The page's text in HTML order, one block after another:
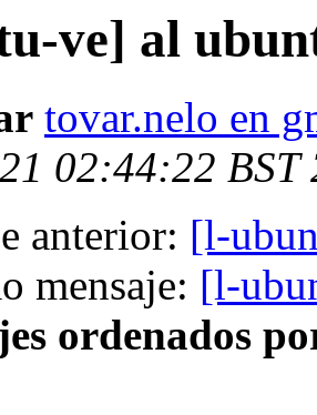
ve] al
tovar.nelo en
02:44:22 BST
anterior: [l-
mensaje: [l-
ordenados